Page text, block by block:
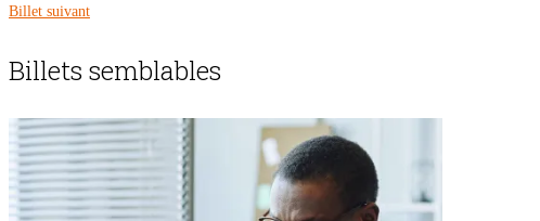
Billet suivant
Billets semblables